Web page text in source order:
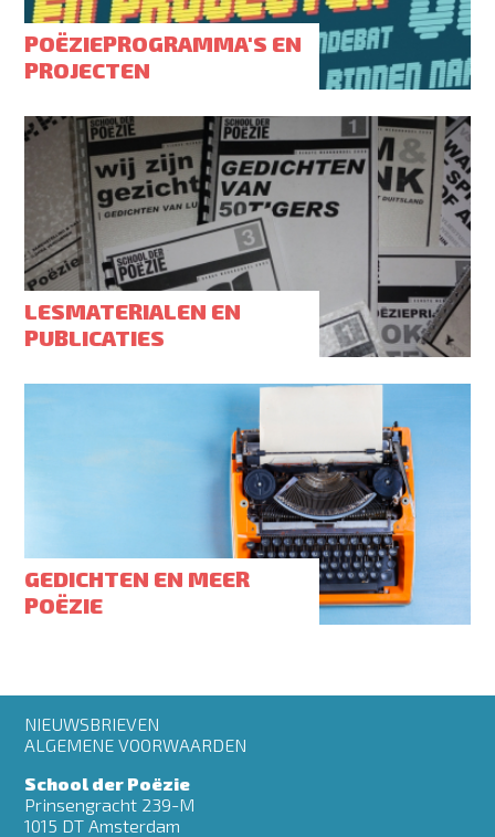
POËZIEPROGRAMMA'S EN
PROJECTEN
LESMATERIALEN EN
PUBLICATIES
GEDICHTEN EN MEER
POËZIE
Footer
menu
NIEUWSBRIEVEN
ALGEMENE VOORWAARDEN
School der Poëzie
Prinsengracht 239-M
1015 DT Amsterdam